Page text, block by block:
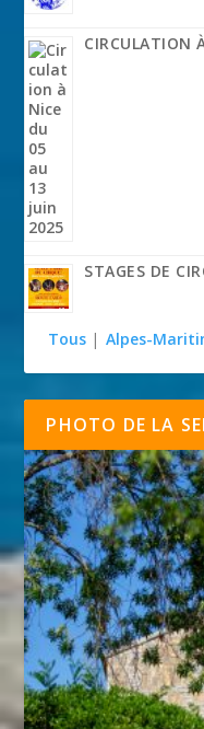
CIRCULATION
STAGES DE
Tous | Alpes-
PHOTO DE LA